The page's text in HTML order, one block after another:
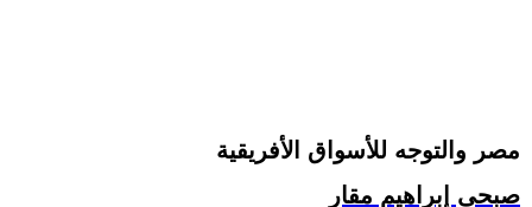
مصر والتوجه للأسواق الأفريقية
صبحى إبراهيم مقار